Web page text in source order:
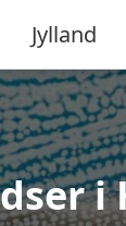
Jylland
i